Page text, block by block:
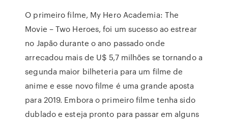
O primeiro filme, My Hero Academia: The
Movie – Two Heroes, foi um sucesso ao estrear
no Japão durante o ano passado onde
arrecadou mais de U$ 5,7 milhões se tornando a
segunda maior bilheteria para um filme de
anime e esse novo filme é uma grande aposta
para 2019. Embora o primeiro filme tenha sido
dublado e esteja pronto para passar em alguns